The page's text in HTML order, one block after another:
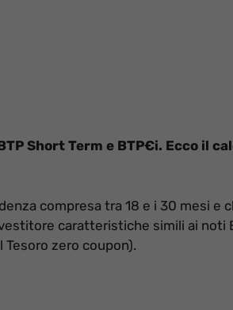
Short Term e BTP€i. Ecco il
compresa tra 18 e i 30 mesi e
caratteristiche simili ai noti
zero coupon).